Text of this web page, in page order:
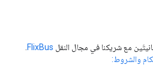
مع شريكنا في مجال النقل FlixBus
والشروط: